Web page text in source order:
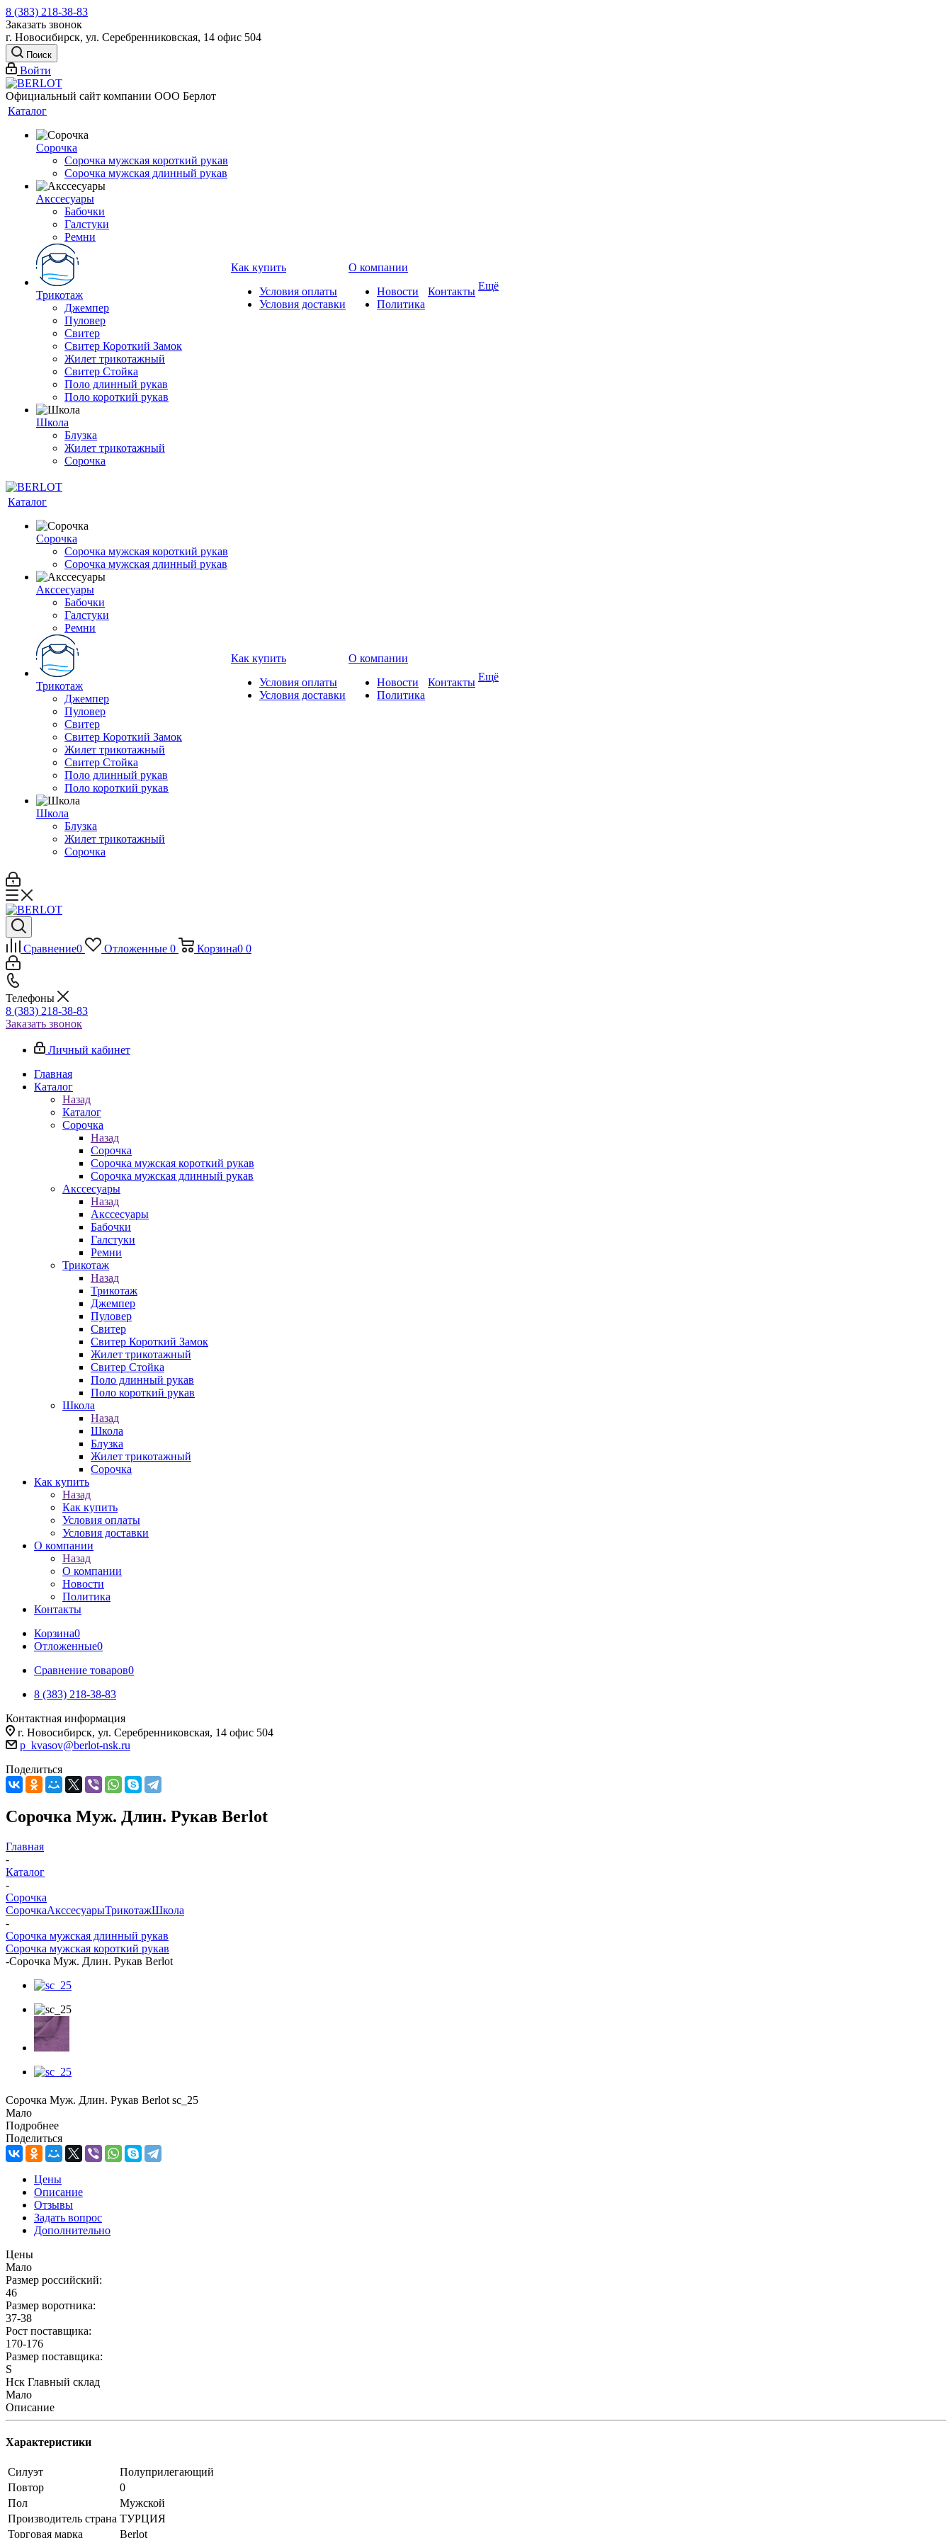
8 (383) 218-38-83
Заказать звонок
г. Новосибирск, ул. Серебренниковская, 14 офис 504
Поиск
Войти
Официальный сайт компании ООО Берлот
Каталог
Сорочка
Сорочка мужская короткий рукав
Сорочка мужская длинный рукав
Акссесуары
Бабочки
Галстуки
Ремни
Трикотаж
Джемпер
Пуловер
Свитер
Свитер Короткий Замок
Жилет трикотажный
Свитер Стойка
Поло длинный рукав
Поло короткий рукав
Школа
Блузка
Жилет трикотажный
Сорочка
Как купить
Условия оплаты
Условия доставки
О компании
Новости
Политика
Контакты Ещё
Каталог
Сорочка
Сорочка мужская короткий рукав
Сорочка мужская длинный рукав
Акссесуары
Бабочки
Галстуки
Ремни
Трикотаж
Джемпер
Пуловер
Свитер
Свитер Короткий Замок
Жилет трикотажный
Свитер Стойка
Поло длинный рукав
Поло короткий рукав
Школа
Блузка
Жилет трикотажный
Сорочка
Как купить
Условия оплаты
Условия доставки
О компании
Новости
Политика
Контакты Ещё
Сравнение0 Отложенные 0 Корзина0 0
Телефоны
8 (383) 218-38-83
Заказать звонок
Личный кабинет
Главная
Каталог
Назад
Каталог
Сорочка
Назад
Сорочка
Сорочка мужская короткий рукав
Сорочка мужская длинный рукав
Акссесуары
Назад
Акссесуары
Бабочки
Галстуки
Ремни
Трикотаж
Назад
Трикотаж
Джемпер
Пуловер
Свитер
Свитер Короткий Замок
Жилет трикотажный
Свитер Стойка
Поло длинный рукав
Поло короткий рукав
Школа
Назад
Школа
Блузка
Жилет трикотажный
Сорочка
Как купить
Назад
Как купить
Условия оплаты
Условия доставки
О компании
Назад
О компании
Новости
Политика
Контакты
Корзина0
Отложенные0
Сравнение товаров0
8 (383) 218-38-83
Контактная информация
г. Новосибирск, ул. Серебренниковская, 14 офис 504
p_kvasov@berlot-nsk.ru
Поделиться
Сорочка Муж. Длин. Рукав Berlot
Главная
-
Каталог
-
Сорочка
СорочкаАкссесуарыТрикотажШкола
-
Сорочка мужская длинный рукав
Сорочка мужская короткий рукав
-Сорочка Муж. Длин. Рукав Berlot
Сорочка Муж. Длин. Рукав Berlot sc_25
Мало
Подробнее
Поделиться
Цены
Описание
Отзывы
Задать вопрос
Дополнительно
Цены
Мало
Размер российский:
46
Размер воротника:
37-38
Рост поставщика:
170-176
Размер поставщика:
S
Нск Главный склад
Мало
Описание
Характеристики
Силуэт
Полуприлегающий
Повтор
0
Пол
Мужской
Производитель страна ТУРЦИЯ
Торговая марка
Berlot